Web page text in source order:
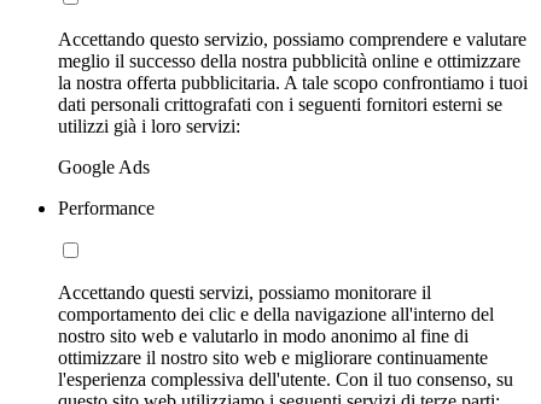
Accettando questo servizio, possiamo comprendere e valutare
meglio il successo della nostra pubblicità online e ottimizzare
la nostra offerta pubblicitaria. A tale scopo confrontiamo i tuoi
dati personali crittografati con i seguenti fornitori esterni se
utilizzi già i loro servizi:
Google Ads
Performance
Accettando questi servizi, possiamo monitorare il
comportamento dei clic e della navigazione all'interno del
nostro sito web e valutarlo in modo anonimo al fine di
ottimizzare il nostro sito web e migliorare continuamente
l'esperienza complessiva dell'utente. Con il tuo consenso, su